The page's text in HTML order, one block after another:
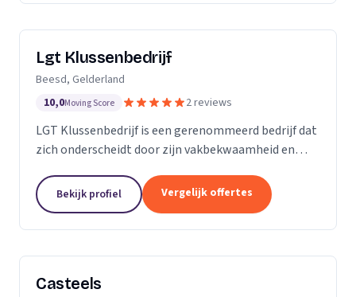
Lgt Klussenbedrijf
Beesd, Gelderland
10,0Moving Score 2 reviews
LGT Klussenbedrijf is een gerenommeerd bedrijf dat
zich onderscheidt door zijn vakbekwaamheid en
ervaren professionals die elk een specifieke taak...
Bekijk profiel Vergelijk offertes
Casteels